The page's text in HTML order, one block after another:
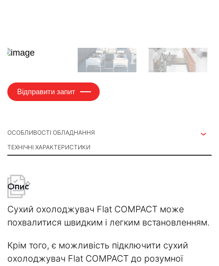
Відправити запит
ОСОБЛИВОСТІ ОБЛАДНАННЯ
ТЕХНІЧНІ ХАРАКТЕРИСТИКИ
Опис
Сухий охолоджувач Flat COMPACT може
похвалитися швидким і легким встановленням.
Крім того, є можливість підключити сухий
охолоджувач Flat COMPACT до розумної